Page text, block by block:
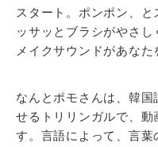
スタート。ポンポン、
ッサッとブラシがやさ
メイクサウンドがあなた
なんとポモさんは、韓
せるトリリンガルで、動
す。言語によって、言